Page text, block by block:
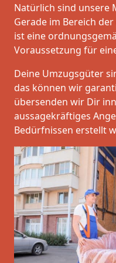
Natürlich sind unsere
Gerade im Bereich
ist eine
Voraussetzung für
Deine Umzugsgüter
das können wir
übersenden wir Dir
aussagekräftiges
Bedürfnissen erstellt